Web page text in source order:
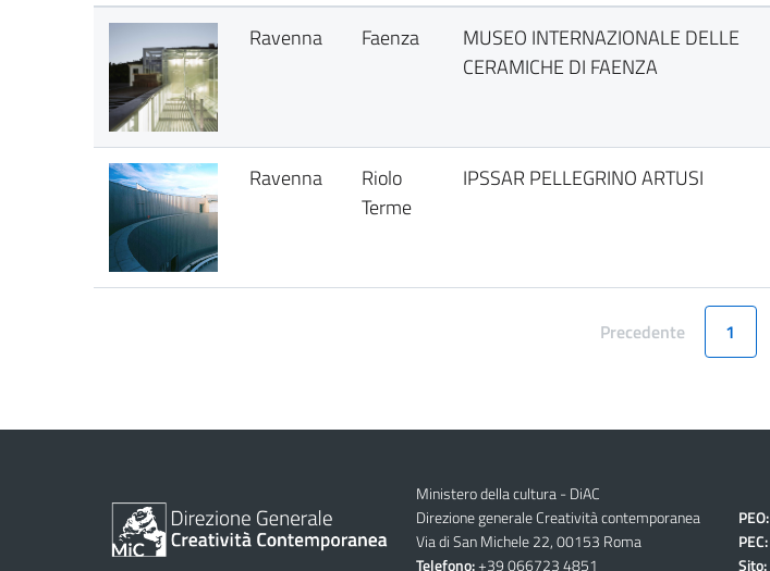
Ravenna Faenza
MUSEO INTERNAZIONALE DELLE
CERAMICHE DI FAENZA
Ravenna
Riolo
Terme
IPSSAR PELLEGRINO ARTUSI
Pagina
Precedente 1
Ministero della cultura - DiAC
Direzione generale Creatività contemporanea
Via di San Michele 22, 00153 Roma
Telefono:+39 066723 4851
PEO:
PEC:
Sito: